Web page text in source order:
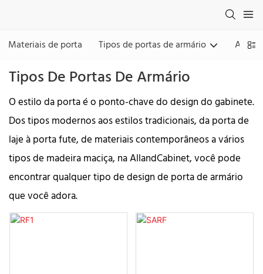
Materiais de porta Tipos de portas de armário
Tipos De Portas De Armário
O estilo da porta é o ponto-chave do design do gabinete.
Dos tipos modernos aos estilos tradicionais, da porta de
laje à porta fute, de materiais contemporâneos a vários
tipos de madeira maciça, na AllandCabinet, você pode
encontrar qualquer tipo de design de porta de armário
que você adora.